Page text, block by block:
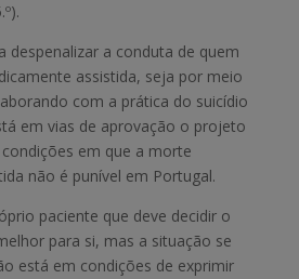
despenalizar a conduta de quem
assistida, seja por meio
com a prática do suicídio
em vias de aprovação o projeto
em que a morte
não é punível em Portugal.
paciente que deve decidir o
para si, mas a situação se
está em condições de exprimir